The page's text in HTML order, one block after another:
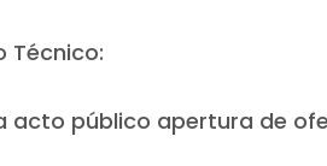
Técnico:
acto público apertura de